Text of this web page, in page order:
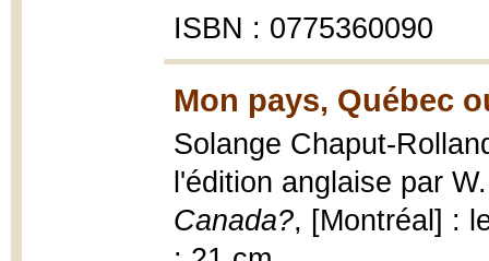
ISBN : 0775360090
Mon pays, Québec
Solange Chaput-
l'édition anglaise par
Canada?, [Montréal] :